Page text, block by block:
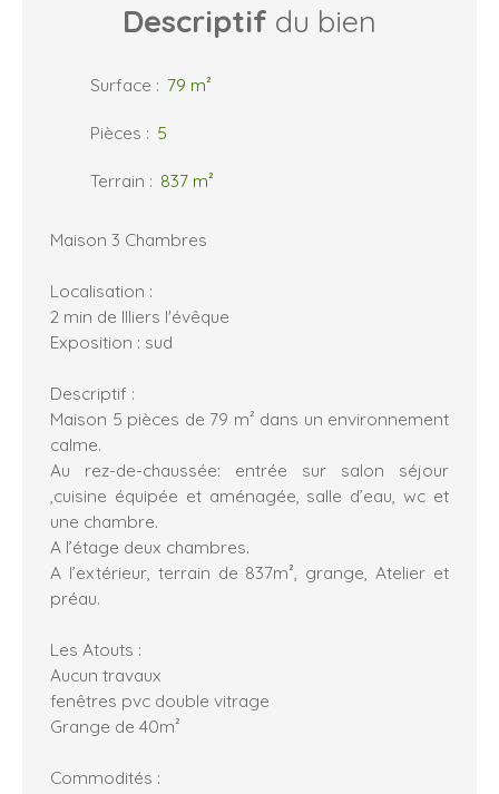
Descriptif du bien
Surface : 79 m²
Pièces : 5
Terrain : 837 m²
Maison 3 Chambres
Localisation :
2 min de Illiers l'évêque
Exposition : sud
Descriptif :
Maison 5 pièces de 79 m² dans un environnement
calme.
Au rez-de-chaussée: entrée sur salon séjour
,cuisine équipée et aménagée, salle d’eau, wc et
une chambre.
A l’étage deux chambres.
A l’extérieur, terrain de 837m², grange, Atelier et
préau.
Les Atouts :
Aucun travaux
fenêtres pvc double vitrage
Grange de 40m²
Commodités :